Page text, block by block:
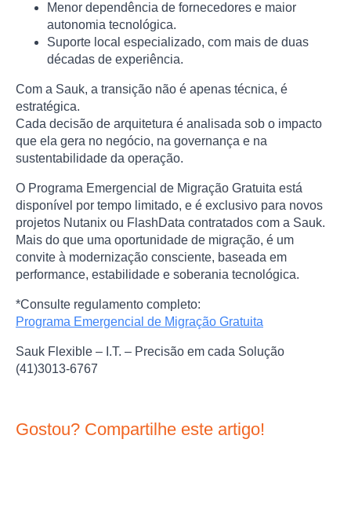
Menor dependência de fornecedores e maior
autonomia tecnológica.
Suporte local especializado, com mais de duas
décadas de experiência.
Com a Sauk, a transição não é apenas técnica, é
estratégica.
Cada decisão de arquitetura é analisada sob o impacto
que ela gera no negócio, na governança e na
sustentabilidade da operação.
O Programa Emergencial de Migração Gratuita está
disponível por tempo limitado, e é exclusivo para novos
projetos Nutanix ou FlashData contratados com a Sauk.
Mais do que uma oportunidade de migração, é um
convite à modernização consciente, baseada em
performance, estabilidade e soberania tecnológica.
*Consulte regulamento completo:
Programa Emergencial de Migração Gratuita
Sauk Flexible – I.T. – Precisão em cada Solução
(41)3013-6767
Gostou? Compartilhe este artigo!